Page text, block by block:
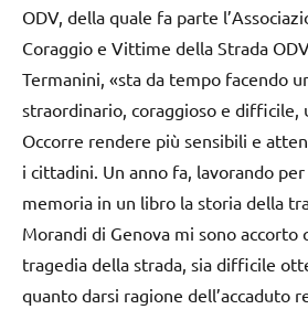
ODV, della quale fa parte
Coraggio e Vittime della Strada
Termanini, «sta da tempo facendo
straordinario, coraggioso e difficile,
Occorre rendere più sensibili e
i cittadini. Un anno fa, lavorando
memoria in un libro la storia della
Morandi di Genova mi sono accorto
tragedia della strada, sia difficile
quanto darsi ragione dell’accaduto